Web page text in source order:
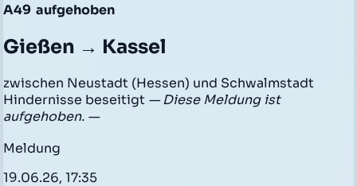
A49 aufgehoben
Gießen → Kassel
zwischen Neustadt (Hessen) und Schwalmstadt
Hindernisse beseitigt — Diese Meldung ist
aufgehoben. —
Meldung
19.06.26, 17:35